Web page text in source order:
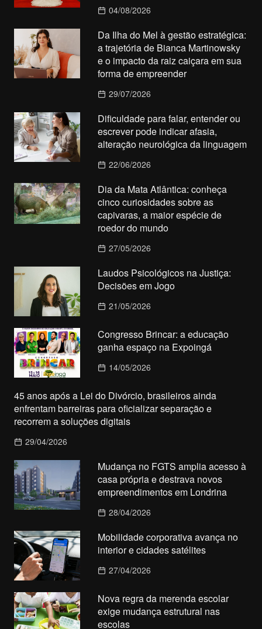
04/08/2026
Da Ilha do Mel à gestão estratégica:
a trajetória de Bianca Martinowsky
e o impacto da raiz caiçara em sua
forma de empreender
29/07/2026
Dificuldade para falar, entender ou
escrever pode indicar afasia,
alteração neurológica da linguagem
22/06/2026
Dia da Mata Atlântica: conheça
cinco curiosidades sobre as
capivaras, a maior espécie de
roedor do mundo
27/05/2026
Laudos Psicológicos na Justiça:
Decisões em Jogo
21/05/2026
Congresso Brincar: a educação
ganha espaço na Expoingá
14/05/2026
45 anos após a Lei do Divórcio, brasileiros ainda
enfrentam barreiras para oficializar separação e
recorrem a soluções digitais
29/04/2026
Mudança no FGTS amplia acesso à
casa própria e destrava novos
empreendimentos em Londrina
28/04/2026
Mobilidade corporativa avança no
interior e cidades satélites
27/04/2026
Nova regra da merenda escolar
exige mudança estrutural nas
escolas